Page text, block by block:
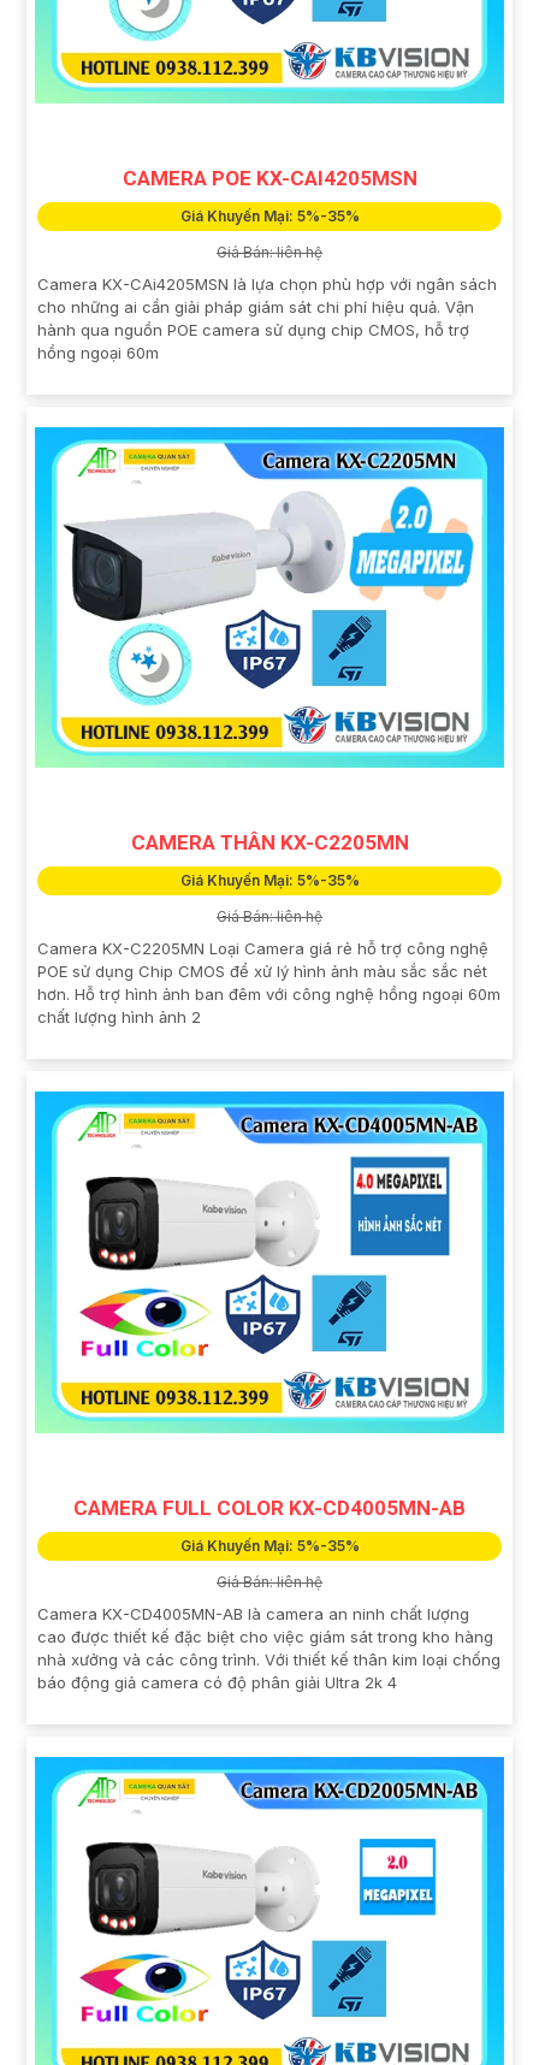
CAMERA POE KX-CAI4205MSN
Giá Khuyến Mại: 5%-35%
Giá Bán: liên hệ
Camera KX-CAi4205MSN là lựa chọn phù hợp với ngân sách
cho những ai cần giải pháp giám sát chi phí hiệu quả. Vận
hành qua nguồn POE camera sử dụng chip CMOS, hỗ trợ
hồng ngoại 60m
CAMERA THÂN KX-C2205MN
Giá Khuyến Mại: 5%-35%
Giá Bán: liên hệ
Camera KX-C2205MN Loại Camera giá rẻ hỗ trợ công nghệ
POE sử dụng Chip CMOS để xử lý hình ảnh màu sắc sắc nét
hơn. Hỗ trợ hình ảnh ban đêm với công nghệ hồng ngoại 60m
chất lượng hình ảnh 2
CAMERA FULL COLOR KX-CD4005MN-AB
Giá Khuyến Mại: 5%-35%
Giá Bán: liên hệ
Camera KX-CD4005MN-AB là camera an ninh chất lượng
cao được thiết kế đặc biệt cho việc giám sát trong kho hàng
nhà xưởng và các công trình. Với thiết kế thân kim loại chống
báo động giả camera có độ phân giải Ultra 2k 4